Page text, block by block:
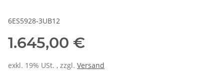
6ES5928-3UB12
1.645,00 €
exkl. 19% USt. , zzgl. Versand